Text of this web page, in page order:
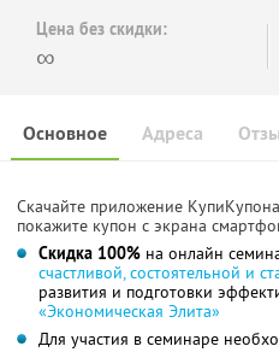
Цена без скидки:
∞
Основное Адреса
Скачайте приложение
покажите купон с экрана
Скидка 100% на онлайн
счастливой, состоятельной и
развития и подготовки
«Экономическая Элита»
Для участия в семинаре